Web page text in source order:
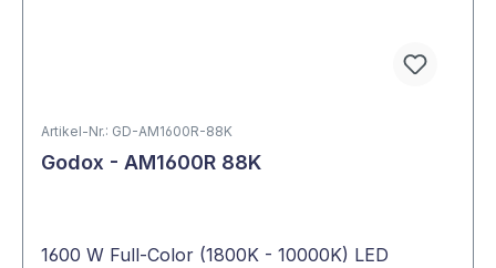
Artikel-Nr.: GD-AM1600R-88K
Godox - AM1600R 88K
1600 W Full-Color (1800K - 10000K) LED